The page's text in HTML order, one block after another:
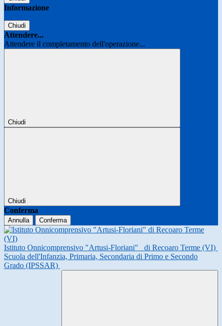
Informazione
Chiudi
Attendere...
Attendere il completamento dell'operazione...
Chiudi
Chiudi
Conferma
Annulla Conferma
Istituto Onnicomprensivo "Artusi-Floriani"
di Recoaro Terme (VI)
Scuola dell'Infanzia, Primaria, Secondaria di Primo e Secondo
Grado (IPSSAR)